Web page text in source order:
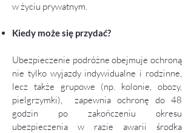
w życiu prywatnym.
Kiedy może się przydać?
Ubezpieczenie podróżne obejmuje ochroną
nie tylko wyjazdy indywidualne i rodzinne,
lecz także grupowe (np. kolonie, obozy,
pielgrzymki), zapewnia ochronę do 48
godzin po zakończeniu okresu
ubezpieczenia w razie awarii środka